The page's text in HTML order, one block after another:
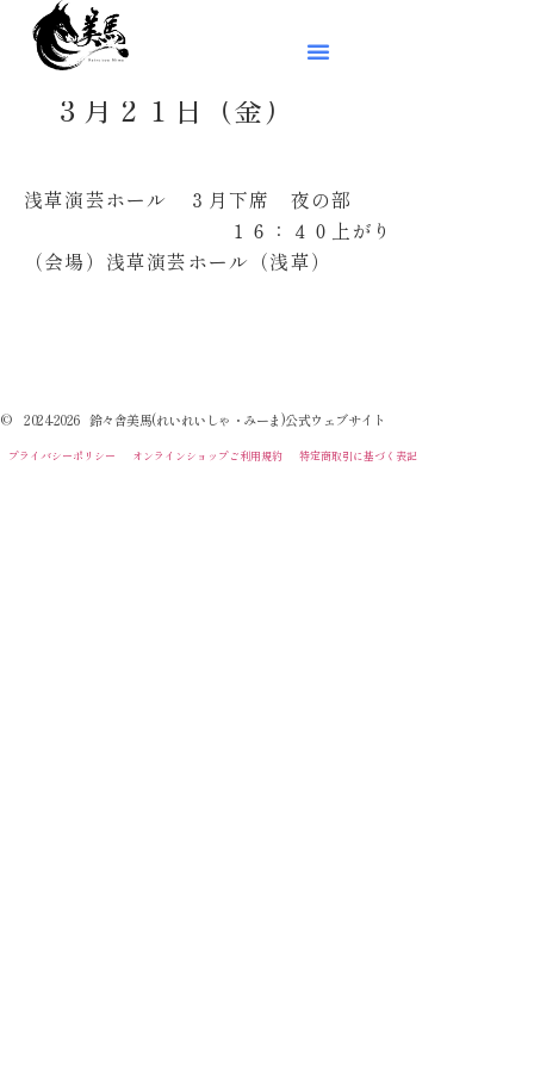
３月２１日（金）
浅草演芸ホール ３月下席 夜の部
１６：４０上がり
（会場）浅草演芸ホール（浅草）
© 2024-2026 鈴々舎美馬(れいれいしゃ・みーま)公式ウェブサイト
プライバシーポリシー オンラインショップご利用規約 特定商取引に基づく表記